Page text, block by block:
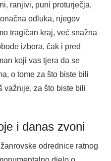
ranjivi, puni proturječja,
odluka, njegov
tragičan kraj, već snažna
izbora, čak i pred
koji vas tjera da se
o tome za što biste bili
važnije, za što biste bili
i danas zvoni
odrednice ratnog